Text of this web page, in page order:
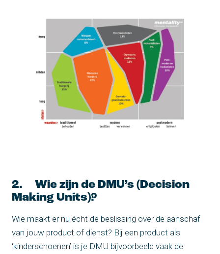
2. Wie zijn de DMU’s (Decision
Making Units)?
Wie maakt er nu écht de beslissing over de aanschaf
van jouw product of dienst? Bij een product als
‘kinderschoenen’ is je DMU bijvoorbeeld vaak de